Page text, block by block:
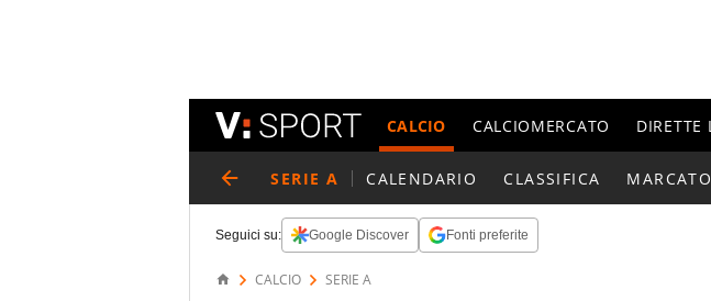
CALCIO CALCIOMERCATO DIRETTE
SERIE A CALENDARIO CLASSIFICA
Seguici su: Google Discover Fonti preferite
CALCIO SERIE A